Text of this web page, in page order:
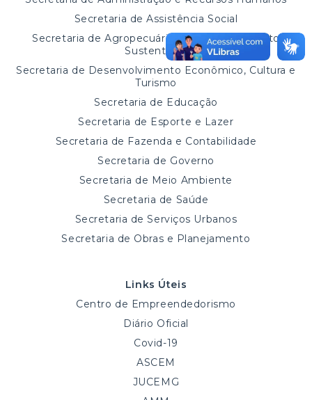
Secretaria de Assistência Social
Secretaria de Agropecuária e Desenvolvimento
Sustentável
Secretaria de Desenvolvimento Econômico, Cultura e
Turismo
Secretaria de Educação
Secretaria de Esporte e Lazer
Secretaria de Fazenda e Contabilidade
Secretaria de Governo
Secretaria de Meio Ambiente
Secretaria de Saúde
Secretaria de Serviços Urbanos
Secretaria de Obras e Planejamento
Links Úteis
Centro de Empreendedorismo
Diário Oficial
Covid-19
ASCEM
JUCEMG